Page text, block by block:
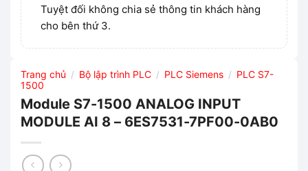
Tuyệt đối không chia sẻ thông tin khách hàng
cho bên thứ 3.
Trang chủ / Bộ lập trình PLC / PLC Siemens / PLC S7-
1500
Module S7-1500 ANALOG INPUT
MODULE AI 8 – 6ES7531-7PF00-0AB0